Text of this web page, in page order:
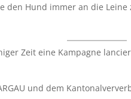
den Hund immer an die
Zeit eine Kampagne
und dem